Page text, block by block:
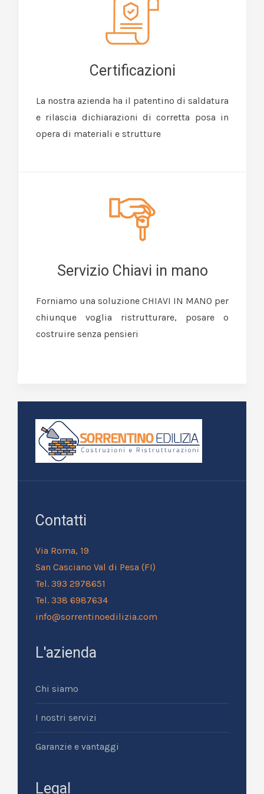
Certificazioni
La nostra azienda ha il patentino di saldatura
e rilascia dichiarazioni di corretta posa in
opera di materiali e strutture
Servizio Chiavi in mano
Forniamo una soluzione CHIAVI IN MANO per
chiunque voglia ristrutturare, posare o
costruire senza pensieri
Contatti
Via Roma, 19
San Casciano Val di Pesa (FI)
Tel. 393 2978651
Tel. 338 6987634
info@sorrentinoedilizia.com
L'azienda
Chi siamo
I nostri servizi
Garanzie e vantaggi
Legal